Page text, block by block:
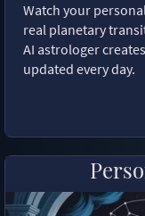
Watch your
real planetary
AI astrologer
updated every day.